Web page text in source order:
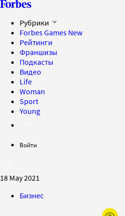
Рубрики
Forbes Games New
Рейтинги
Франшизы
Подкасты
Видео
Life
Woman
Sport
Young
Войти
18 May 2021
Бизнес